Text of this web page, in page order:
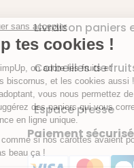
Continuer sans accepter
Pimp tes
Chez PimpUp, on adore les
légumes biscornus, et les
En les adoptant, vous nous
vous suggérez des paniers
expérience en ligne unique.
Un peu comme si nos
c'est pas beau ça !
Livraison paniers
Corbeilles de
Espace presse
Paiement sécurisé